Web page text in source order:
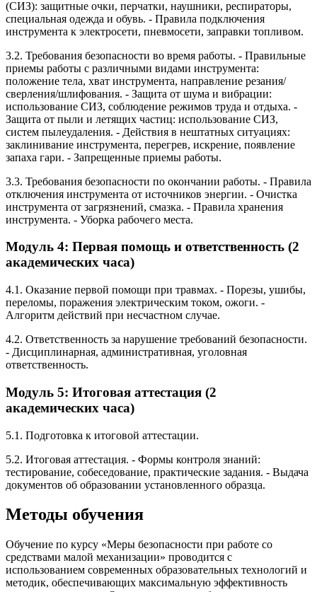
(СИЗ): защитные очки, перчатки, наушники, респираторы,
специальная одежда и обувь. - Правила подключения
инструмента к электросети, пневмосети, заправки топливом.
3.2. Требования безопасности во время работы. - Правильные
приемы работы с различными видами инструмента:
положение тела, хват инструмента, направление резания/
сверления/шлифования. - Защита от шума и вибрации:
использование СИЗ, соблюдение режимов труда и отдыха. -
Защита от пыли и летящих частиц: использование СИЗ,
систем пылеудаления. - Действия в нештатных ситуациях:
заклинивание инструмента, перегрев, искрение, появление
запаха гари. - Запрещенные приемы работы.
3.3. Требования безопасности по окончании работы. - Правила
отключения инструмента от источников энергии. - Очистка
инструмента от загрязнений, смазка. - Правила хранения
инструмента. - Уборка рабочего места.
Модуль 4: Первая помощь и ответственность (2
академических часа)
4.1. Оказание первой помощи при травмах. - Порезы, ушибы,
переломы, поражения электрическим током, ожоги. -
Алгоритм действий при несчастном случае.
4.2. Ответственность за нарушение требований безопасности.
- Дисциплинарная, административная, уголовная
ответственность.
Модуль 5: Итоговая аттестация (2
академических часа)
5.1. Подготовка к итоговой аттестации.
5.2. Итоговая аттестация. - Формы контроля знаний:
тестирование, собеседование, практические задания. - Выдача
документов об образовании установленного образца.
Методы обучения
Обучение по курсу «Меры безопасности при работе со
средствами малой механизации» проводится с
использованием современных образовательных технологий и
методик, обеспечивающих максимальную эффективность